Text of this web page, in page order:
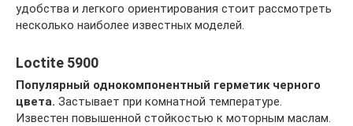
удобства и легкого ориентирования стоит рассмотреть
несколько наиболее известных моделей.
Loctite 5900
Популярный однокомпонентный герметик черного
цвета. Застывает при комнатной температуре.
Известен повышенной стойкостью к моторным маслам.